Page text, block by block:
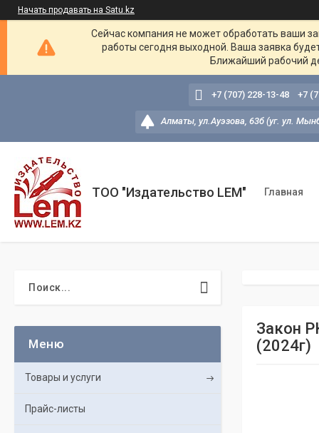
Начать продавать на Satu.kz
Сейчас компания не может обработать ваши
работы сегодня выходной. Ваша заявка
Ближайший рабочий
Алматы, ул.Ауэзова, 63б (уг. ул.
+7 (707) 228-13-48 +7
ТОО "Издательство LEM" Главная
Закон
(2024г)
Товары и услуги
Прайс-листы